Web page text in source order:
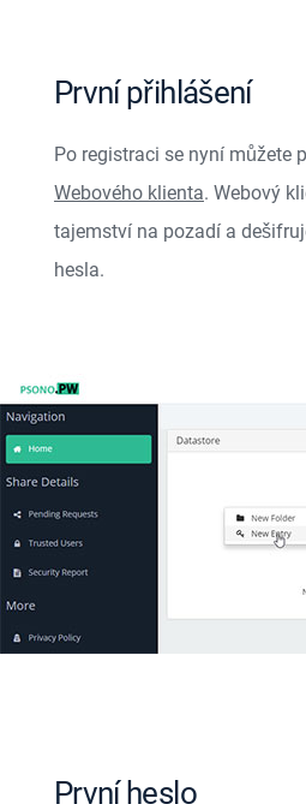
První přihlášení
Po registraci se nyní můžete
Webového klienta. Webový
tajemství na pozadí a
hesla.
První heslo